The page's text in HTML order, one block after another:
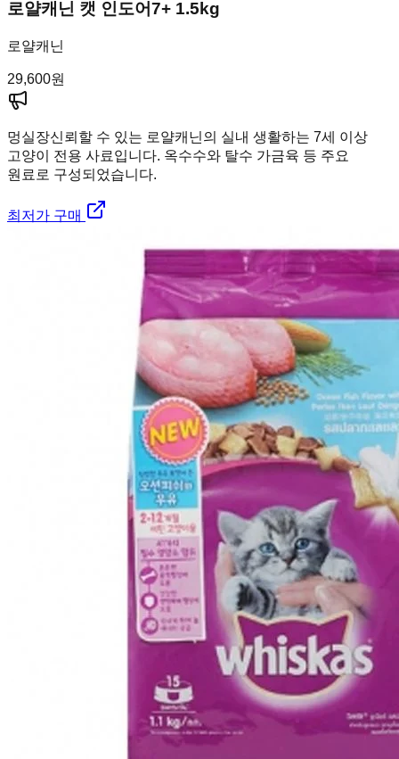
로얄캐닌 캣 인도어7+ 1.5kg
로얄캐닌
29,600원
멍실장신뢰할 수 있는 로얄캐닌의 실내 생활하는 7세 이상
고양이 전용 사료입니다. 옥수수와 탈수 가금육 등 주요
원료로 구성되었습니다.
최저가 구매